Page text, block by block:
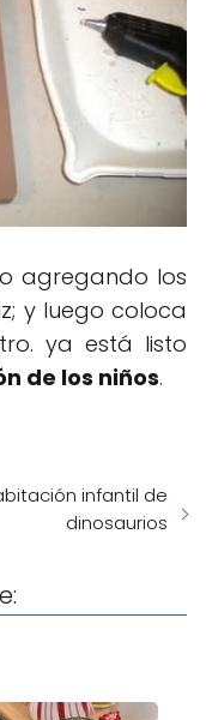
agregando los
y luego coloca
ya está listo
de los niños.
infantil de
dinosaurios